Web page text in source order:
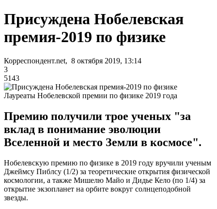
Присуждена Нобелевская
премия-2019 по физике
Корреспондент.net, 8 октября 2019, 13:14
3
5143
Лауреаты Нобелевской премии по физике 2019 года
Премию получили трое ученых "за
вклад в понимание эволюции
Вселенной и место Земли в космосе".
Нобелевскую премию по физике в 2019 году вручили ученым
Джеймсу Пиблсу (1/2) за теоретические открытия физической
космологии, а также Мишелю Майо и Дидье Кело (по 1/4) за
открытие экзопланет на орбите вокруг солнцеподобной
звезды.